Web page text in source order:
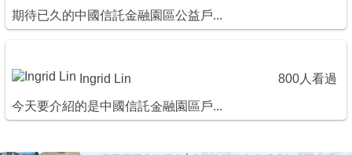
期待已久的中國信託金融園區公益戶...
Ingrid Lin 800人看過
今天要介紹的是中國信託金融園區戶...